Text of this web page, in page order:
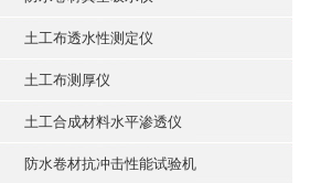
土工布透水性测定仪
土工布测厚仪
土工合成材料水平渗透仪
防水卷材抗冲击性能试验机